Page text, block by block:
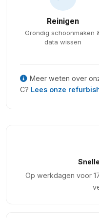
Reinigen
Grondig schoonmaken
data wissen
Meer weten over
C? Lees onze
Op werkdagen voor